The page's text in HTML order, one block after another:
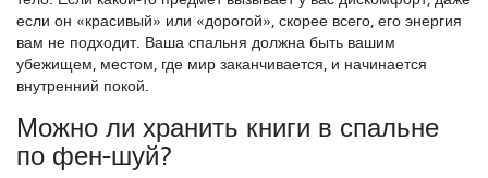
если он «красивый» или «дорогой», скорее всего, его энергия
вам не подходит. Ваша спальня должна быть вашим
убежищем, местом, где мир заканчивается, и начинается
внутренний покой.
Можно ли хранить книги в спальне
по фен-шуй?